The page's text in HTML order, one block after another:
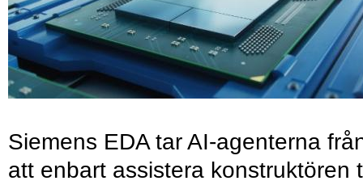
Siemens EDA tar AI-agenterna
att enbart assistera konstruktören